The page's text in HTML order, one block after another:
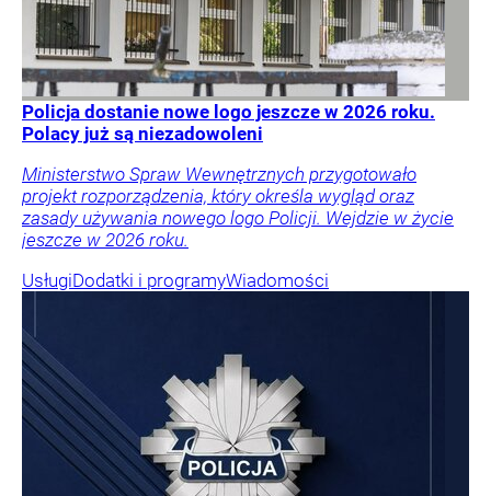
Policja dostanie nowe logo jeszcze w 2026 roku.
Polacy już są niezadowoleni
Ministerstwo Spraw Wewnętrznych przygotowało
projekt rozporządzenia, który określa wygląd oraz
zasady używania nowego logo Policji. Wejdzie w życie
jeszcze w 2026 roku.
UsługiDodatki i programyWiadomości